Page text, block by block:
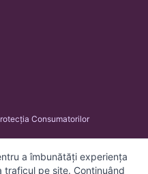
Consumatorilor
a îmbunătăți experiența
traficul pe site. Continuând